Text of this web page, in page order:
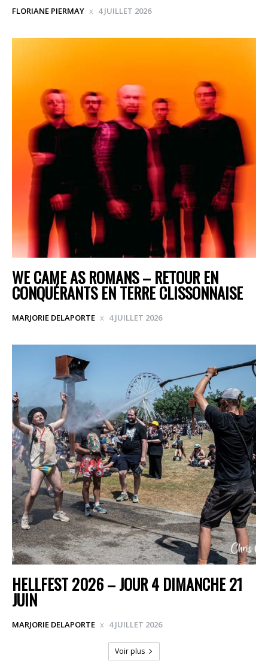
FLORIANE PIERMAY 4 JUILLET 2026
WE CAME AS ROMANS – RETOUR EN
CONQUÉRANTS EN TERRE CLISSONNAISE
MARJORIE DELAPORTE 4 JUILLET 2026
HELLFEST 2026 – JOUR 4 DIMANCHE 21
JUIN
MARJORIE DELAPORTE 4 JUILLET 2026
Voir plus